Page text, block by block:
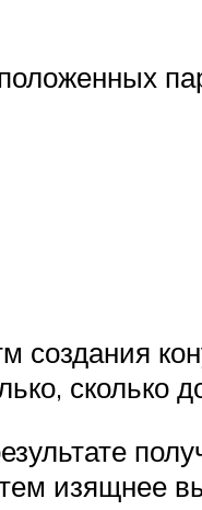
создания
изящнее